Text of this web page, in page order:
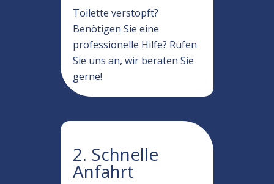
Toilette verstopft?
Benötigen Sie eine
professionelle Hilfe? Rufen
Sie uns an, wir beraten Sie
gerne!
2. Schnelle
Anfahrt